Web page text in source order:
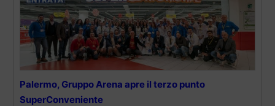
Palermo, Gruppo Arena apre il terzo punto
SuperConveniente